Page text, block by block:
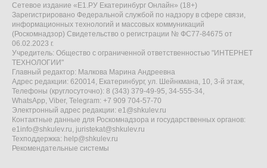
Сетевое издание «Е1.РУ Екатеринбург Онлайн» (18+)
Зарегистрировано Федеральной службой по надзору в сфере связи,
информационных технологий и массовых коммуникаций
(Роскомнадзор) Свидетельство о регистрации № ФС77-84675 от
06.02.2023 г.
Учредитель: Общество с ограниченной ответственностью "ИНТЕРНЕТ
ТЕХНОЛОГИИ"
Главный редактор: Малкова Марина Андреевна
Адрес редакции: 620014, Екатеринбург, ул. Шейнкмана, 10, 3-й этаж,
Телефоны (круглосуточно): 8 (343) 379-49-95, 34-555-34,
WhatsApp, Viber, Telegram: +7 909 704-57-70
Электронный адрес редакции: e1@shkulev.ru
Контактные данные для Роскомнадзора и государственных органов:
e1info@shkulev.ru juristekat@shkulev.ru
Техподдержка: help@shkulev.ru
Рекомендательные системы